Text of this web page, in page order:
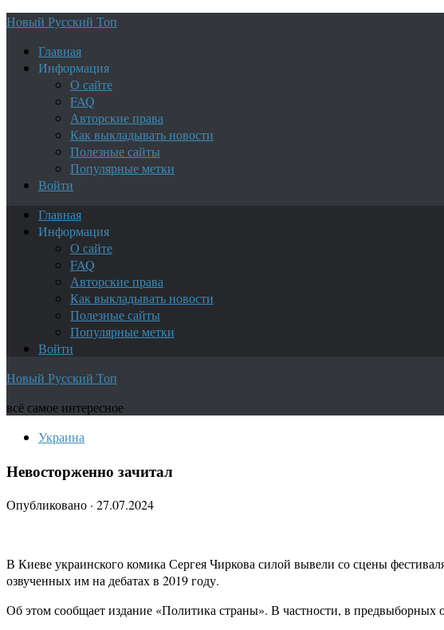
Новый Русский Топ
Главная
Информация
О сайте
FAQ
Авторские права
Как выкладывать новости
Полезные сайты
Популярные метки
Войти
Главная
Информация
О сайте
FAQ
Авторские права
Как выкладывать новости
Полезные сайты
Популярные метки
Войти
Новый Русский Топ
всё самое интересное
Украина
Невосторженно зачитал
Опубликовано · 27.07.2024
В Киеве украинского комика Сергея Чиркова силой вывели со сцены
озвученных им на дебатах в 2019 году.
Об этом сообщает издание «Политика страны». В частности, в